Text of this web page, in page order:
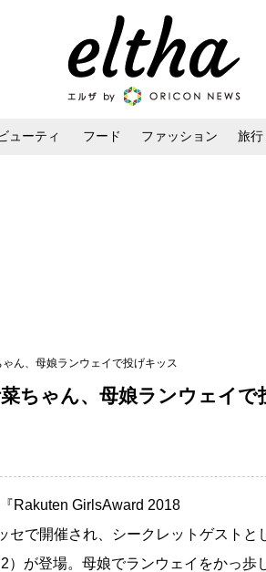
ューティ フード ファッション 旅行
ん、母娘ランウェイで投げキッス
ちゃん、母娘ランウェイで
Rakuten GirlsAward 2018
で開催され、シークレットゲストと
）が登場。母娘でランウェイをかっ歩